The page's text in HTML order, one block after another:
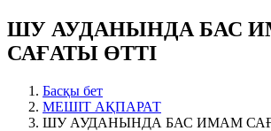
ШУ АУДАНЫНДА БАС
САҒАТЫ ӨТТІ
Басқы бет
МЕШІТ АҚПАРАТ
ШУ АУДАНЫНДА БАС ИМАМ